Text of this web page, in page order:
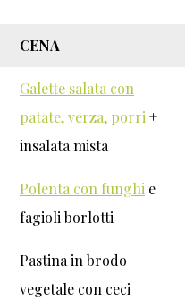
CENA
Galette salata con
patate, verza, porri +
insalata mista
Polenta con funghi e
fagioli borlotti
Pastina in brodo
vegetale con ceci